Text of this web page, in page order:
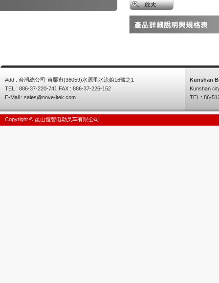
Add : 台灣總公司-苗栗市(36059)水源里水流娘16號之1
TEL : 886-37-220-741 FAX : 886-37-226-152
E-Mail : sales@nove-ltek.com
Kunshan
Kunshan
TEL : 86-
Copyright © 昆山恒智电动叉车有限公司